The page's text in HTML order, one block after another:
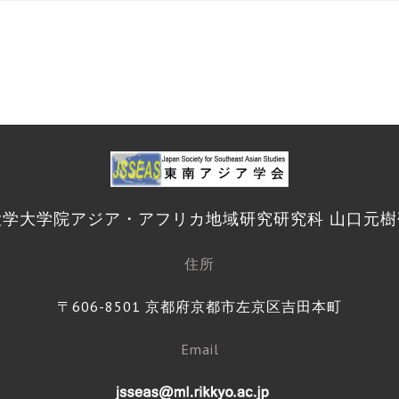
大学院アジア・アフリカ地域研究研究科 山口元
住所
〒606-8501 京都府京都市左京区吉田本町
Email